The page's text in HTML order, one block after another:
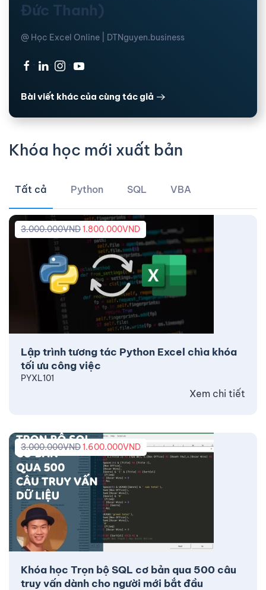
Đức Thanh)
@ Học Excel Online | DTNguyen.business
· · ·
Bài viết khác của cùng tác giả
Khóa học mới xuất bản
Tất cả Python SQL VBA
Lập trình tương tác Python Excel chìa khóa
tối ưu công việc
3.000.000VND1.800.000VND
PYXL101
Xem chi tiết
Khóa học Trọn bộ SQL cơ bản qua 500 câu
truy vấn dành cho người mới bắt đầu
3.000.000VND1.600.000VND